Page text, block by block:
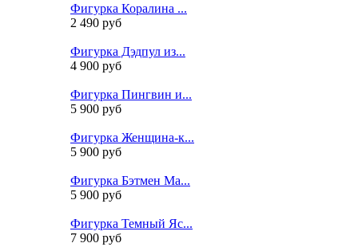
Фигурка Коралина ...
2 490 руб
Фигурка Дэдпул из...
4 900 руб
Фигурка Пингвин и...
5 900 руб
Фигурка Женщина-к...
5 900 руб
Фигурка Бэтмен Ма...
5 900 руб
Фигурка Темный Яс...
7 900 руб